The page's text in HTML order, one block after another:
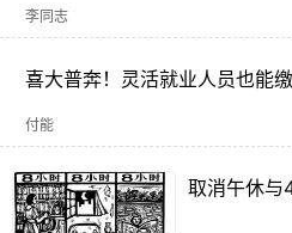
李同志
喜大普奔！灵活就业人员也能
付能
取消午休与